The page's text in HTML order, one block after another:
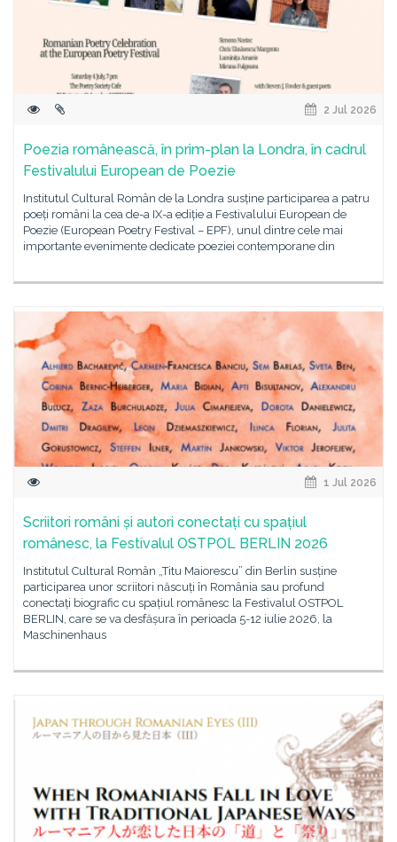
2 Jul 2026
Poezia românească, în prim-plan la Londra, în cadrul
Festivalului European de Poezie
Institutul Cultural Român de la Londra susține participarea a patru
poeți români la cea de-a IX-a ediție a Festivalului European de
Poezie (European Poetry Festival – EPF), unul dintre cele mai
importante evenimente dedicate poeziei contemporane din
1 Jul 2026
Scriitori români și autori conectați cu spațiul
românesc, la Festivalul OSTPOL BERLIN 2026
Institutul Cultural Român „Titu Maiorescu” din Berlin susține
participarea unor scriitori născuți în România sau profund
conectați biografic cu spațiul românesc la Festivalul OSTPOL
BERLIN, care se va desfășura în perioada 5-12 iulie 2026, la
Maschinenhaus